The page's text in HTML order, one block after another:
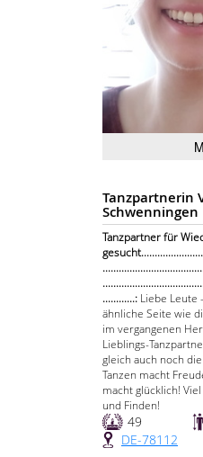
Tanzpartnerin
Schwenningen
Tanzpartner für
............: Liebe Leute
ähnliche Seite wie
im vergangenen
Lieblings-
gleich auch noch
Tanzen macht
macht glücklich!
und Finden!
49
DE-78112